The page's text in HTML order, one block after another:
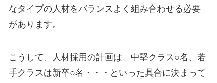
なタイプの人材をバランスよく組み合わせる必要
があります。
こうして、人材採用の計画は、中堅クラス○名、若
手クラスは新卒○名・・・といった具合に決まって